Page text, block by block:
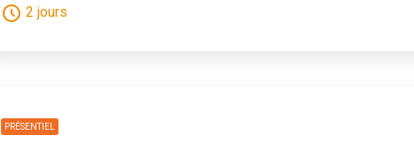
2 jours
PRÉSENTIEL